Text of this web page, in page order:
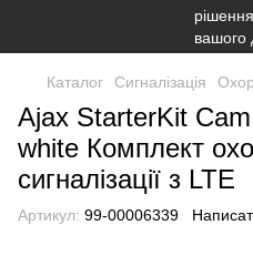
Каталог Сигналізація
Ajax StarterKit
white Комплект
сигналізації з LTE
Артикул: 99-00006339